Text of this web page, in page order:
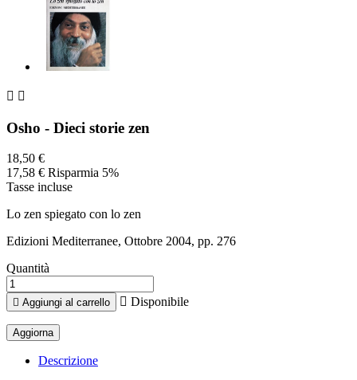
 
Osho - Dieci storie zen
18,50 €
17,58 € Risparmia 5%
Tasse incluse
Lo zen spiegato con lo zen
Edizioni Mediterranee, Ottobre 2004, pp. 276
Quantità
 Aggiungi al carrello  Disponibile
Descrizione